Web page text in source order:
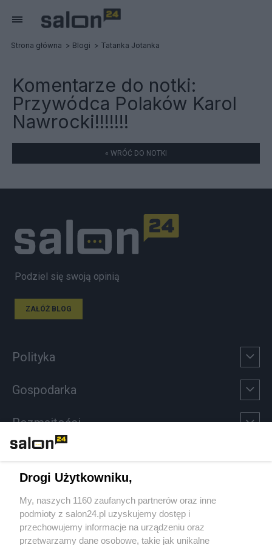
Strona główna Blogi Tatanka Jotanka
Komentarze do notki:
Przywódca Polaków Karol
Nawrocki!!!!!!!
« WRÓĆ DO NOTKI
Podziel się swoją opinią
ZAŁÓŻ BLOG
Polityka
Gospodarka
Rozmaitości
Sport
Społeczeństwo
Drogi Użytkowniku,
My, naszych 1160 zaufanych partnerów oraz inne
podmioty z salon24.pl uzyskujemy dostęp i
przechowujemy informacje na urządzeniu oraz
przetwarzamy dane osobowe, takie jak unikalne